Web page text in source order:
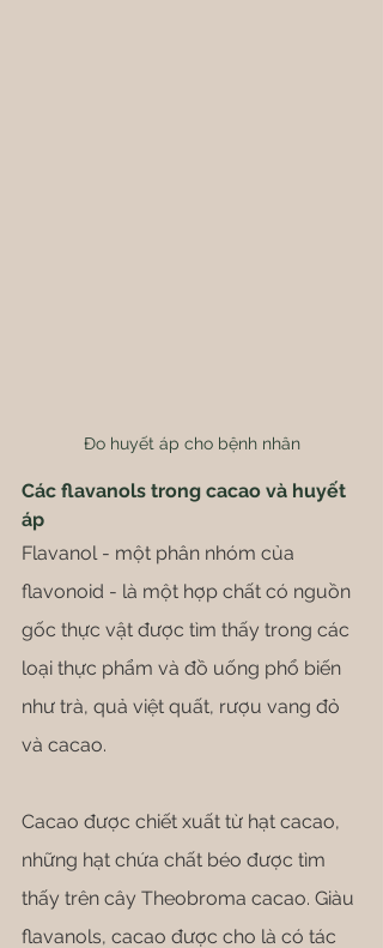
Đo huyết áp cho bệnh nhân
Các flavanols trong cacao và huyết
áp
Flavanol - một phân nhóm của
flavonoid - là một hợp chất có nguồn
gốc thực vật được tìm thấy trong các
loại thực phẩm và đồ uống phổ biến
như trà, quả việt quất, rượu vang đỏ
và cacao.
Cacao được chiết xuất từ ​​hạt cacao,
những hạt chứa chất béo được tìm
thấy trên cây Theobroma cacao. Giàu
flavanols, cacao được cho là có tác